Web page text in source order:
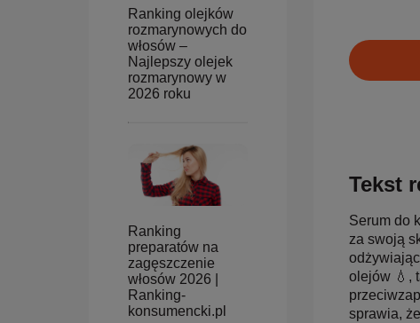
Ranking olejków
rozmarynowych do
włosów –
Najlepszy olejek
rozmarynowy w
2026 roku
Ranking
preparatów na
zagęszczenie
włosów 2026 |
Ranking-
konsumencki.pl
Tekst
Serum do
za swoją
olejów 💧,
sprawia,